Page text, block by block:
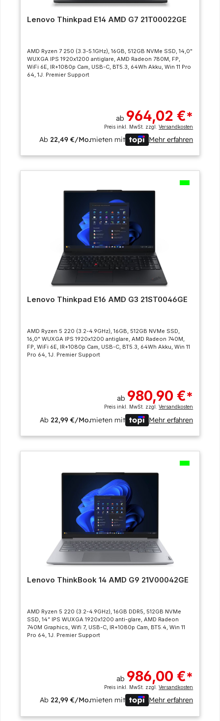
Lenovo Thinkpad E14 AMD G7 21T00022GE
AMD Ryzen 7 250 (3.3-5.1GHz), 16GB, 512GB NVMe SSD, 14,0"
WUXGA IPS 1920x1200 antiglare, AMD Radeon 780M, FP,
WiFi 6E, IR+1080p Cam, USB-C, BT5.3, 64Wh Akku, Win 11 Pro
64, 1J. Premier Support
ab 964,02 €*
Preis inkl. MwSt. zzgl.Versandkosten
Ab22,49 €/Mo.mieten mit Mehr erfahren
Lenovo Thinkpad E16 AMD G3 21ST0046GE
AMD Ryzen 5 220 (3.2-4.9GHz), 16GB, 512GB NVMe SSD,
16,0" WUXGA IPS 1920x1200 antiglare, AMD Radeon 740M,
FP, WiFi 6E, IR+1080p Cam, USB-C, BT5.3, 64Wh Akku, Win 11
Pro 64, 1J. Premier Support
ab 980,90 €*
Preis inkl. MwSt. zzgl.Versandkosten
Ab22,99 €/Mo.mieten mit Mehr erfahren
Lenovo ThinkBook 14 AMD G9 21V00042GE
AMD Ryzen 5 220 (3.2-4.9GHz), 16GB DDR5, 512GB NVMe
SSD, 14” IPS WUXGA 1920x1200 anti-glare, AMD Radeon
740M Graphics, Wifi 7, USB-C, IR+1080p Cam, BT5.4, Win 11
Pro 64, 1J. Premier Support
ab 986,00 €*
Preis inkl. MwSt. zzgl.Versandkosten
Ab22,99 €/Mo.mieten mit Mehr erfahren